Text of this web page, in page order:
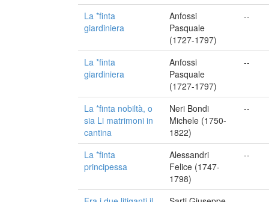
La *finta
giardiniera
Anfossi
Pasquale
(1727-1797)
--
La *finta
giardiniera
Anfossi
Pasquale
(1727-1797)
--
La *finta nobiltà, o
sia Li matrimoni in
cantina
Neri Bondi
Michele (1750-
1822)
--
La *finta
principessa
Alessandri
Felice (1747-
1798)
--